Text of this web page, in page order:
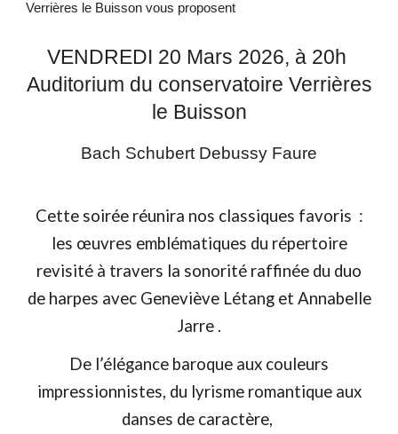
Verrières le Buisson vous proposent
VENDREDI 20 Mars 2026, à 20h
Auditorium du conservatoire Verrières
le Buisson
Bach Schubert Debussy Faure
Cette soirée réunira nos classiques favoris :
les œuvres emblématiques du répertoire
revisité à travers la sonorité raffinée du duo
de harpes avec Geneviève Létang et Annabelle
Jarre .
De l’élégance baroque aux couleurs
impressionnistes, du lyrisme romantique aux
danses de caractère,